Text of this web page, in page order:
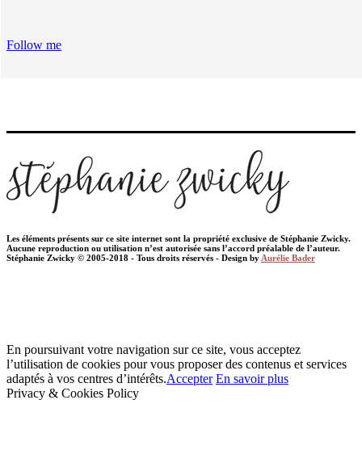
Follow me
Les éléments présents sur ce site internet sont la propriété exclusive de Stéphanie Zwicky.
Aucune reproduction ou utilisation n’est autorisée sans l’accord préalable de l’auteur.
Stéphanie Zwicky © 2005-2018 - Tous droits réservés - Design by Aurélie Bader
En poursuivant votre navigation sur ce site, vous acceptez
l’utilisation de cookies pour vous proposer des contenus et services
adaptés à vos centres d’intérêts.Accepter En savoir plus
Privacy & Cookies Policy